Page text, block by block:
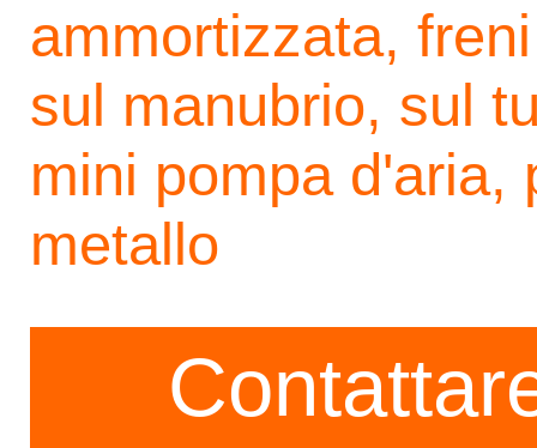
ammortizzata,
sul manubrio, sul
mini pompa d'aria,
metallo